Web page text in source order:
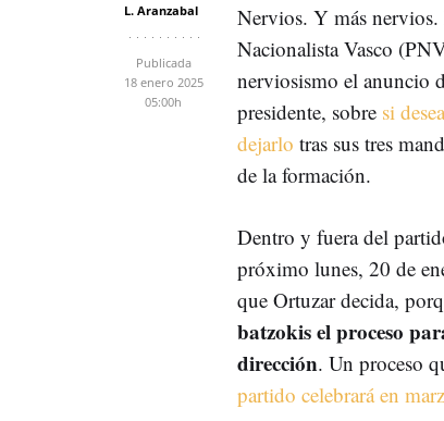
L. Aranzabal
Publicada
18 enero 2025
05:00h
Nervios. Y más
Nacionalista Vasco
nerviosismo el anuncio
presidente, sobre si
dejarlo tras sus tres
de la formación.
Dentro y fuera del
próximo lunes, 20 de
que Ortuzar decida,
batzokis el proceso
dirección. Un proceso
partido celebrará en